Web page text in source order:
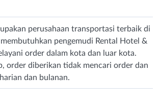
perusahaan transportasi terbaik di
pengemudi Rental Hotel &
order dalam kota dan luar kota.
order diberikan tidak mencari order dan
dan bulanan.